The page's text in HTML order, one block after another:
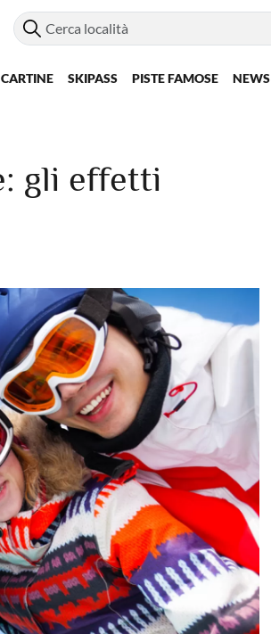
CARTINE SKIPASS PISTE FAMOSE NEWS
gli effetti